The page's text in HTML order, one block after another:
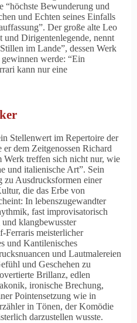
höchste Bewunderung und
und Echten seines Einfalls
. Der große alte Leo
Dirigentenlegende, nennt
im Lande , dessen Werk
werde:
Ein
kann nur eine
Stellenwert im Repertoire der
dem Zeitgenossen Richard
Werk treffen sich nicht nur, wie
und italienische Art . Sein
zu Ausdrucksformen einer
die das Erbe von
In lebenszugewandter
fast improvisatorisch
klangbewusster
Ferraris meisterlicher
und Kantilenisches
und Lautmalereien
und Geschehen zu
Brillanz, edlen
ironische Brechung,
Pointensetzung wie in
in Tönen, der Komödie
darzustellen wusste.